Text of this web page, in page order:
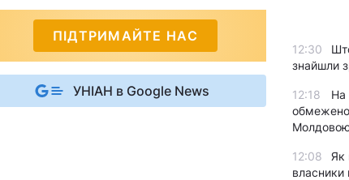
ПІДТРИМАЙТЕ НАС
УНІАН в Google News
12:30
знайшли
12:18
На
обмежено
12:08
Як
власники